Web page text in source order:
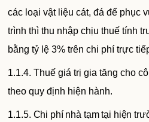
các loại vật liệu cát, đá để phục
trình thì thu nhập chịu thuế tính
bằng tỷ lệ 3% trên chi phí trực
1.1.4. Thuế giá trị gia tăng cho
theo quy định hiện hành.
1.1.5. Chi phí nhà tạm tại hiện